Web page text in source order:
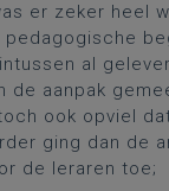
er zeker heel
al
de aanpak
ook opviel
ging dan de
de leraren toe;